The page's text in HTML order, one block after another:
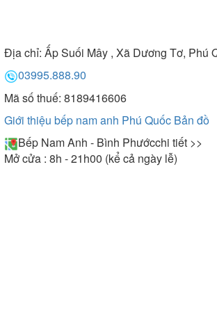
Địa chỉ: Ấp Suối Mây , Xã Dương Tơ, Phú
03995.888.90
Mã số thuế: 8189416606
Giới thiệu bếp nam anh Phú Quốc Bản đồ
Bếp Nam Anh - Bình Phướcchi tiết >>
Mở cửa : 8h - 21h00 (kể cả ngày lễ)